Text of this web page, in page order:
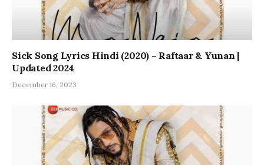
Sick Song Lyrics Hindi (2020) – Raftaar & Yunan |
Updated 2024
December 16, 2023